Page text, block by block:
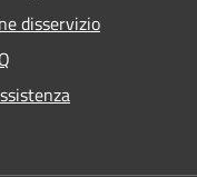
disservizio